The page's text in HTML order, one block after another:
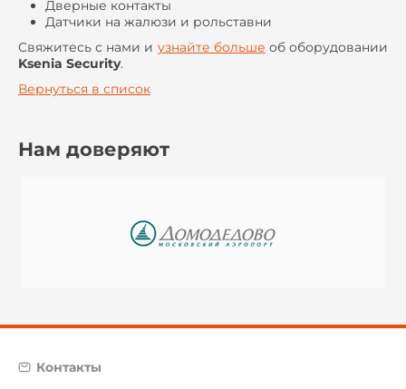
Дверные контакты
Датчики на жалюзи и рольставни
Свяжитесь с нами и узнайте больше об оборудовании
Ksenia Security.
Вернуться в список
Нам доверяют
Контакты